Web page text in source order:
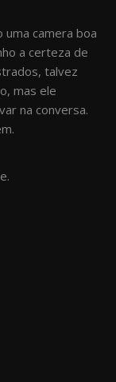
camera boa
a certeza de
talvez
mas ele
na conversa.